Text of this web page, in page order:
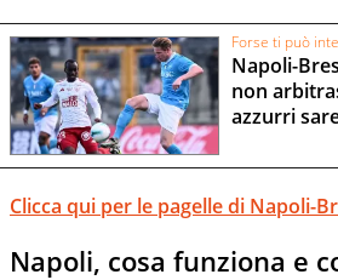
Forse ti può
Napoli-
non
azzurri
Clicca qui per le pagelle di Napoli-
Napoli, cosa funziona e